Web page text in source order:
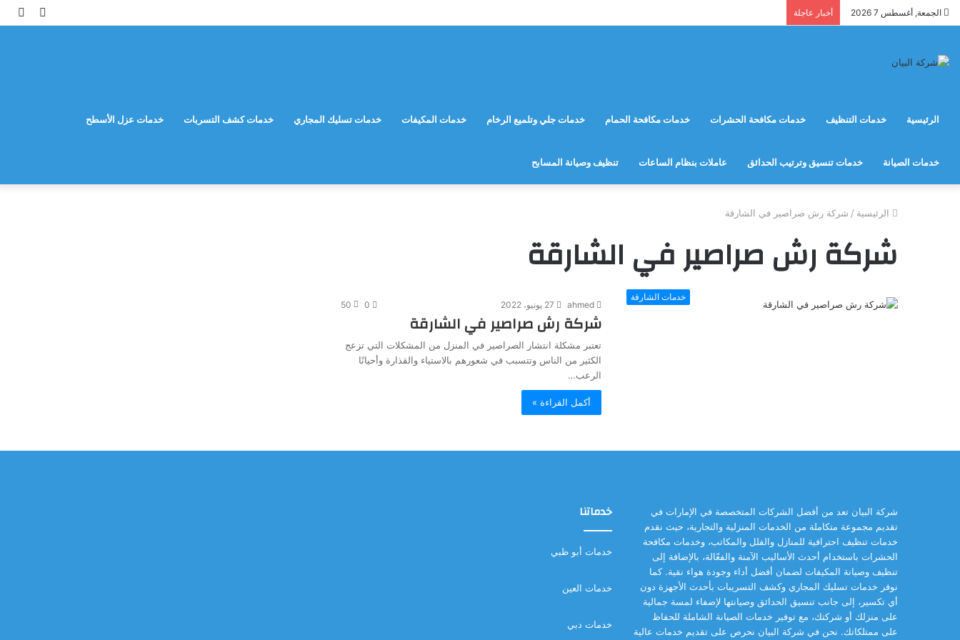
الجمعة, أغسطس 7 2026 أخبار عاجلة
مقال
الرئيسية خدمات التنظيف خدمات مكافحة الحشرات خدمات مكافحة الحمام خدمات جلي وتلميع الرخام خدمات المكيفات خدمات تسليك المجاري خدمات كشف التسربات خدمات عزل الأسطح
خدمات الصيانة خدمات تنسيق وترتيب الحدائق عاملات بنظام الساعات تنظيف وصيانة المسابح
الرئيسية / شركة رش صراصير في الشارقة
شركة رش صراصير في الشارقة
خدمات الشارقة
ahmed 27 يونيو، 2022 0
50
شركة رش صراصير في الشارقة
تعتبر مشكلة انتشار الصراصير في المنزل من المشكلات التي تزعج
الكثير من الناس وتتسبب في شعورهم بالاستياء والقذارة وأحيانًا
الرعب…
أكمل القراءة »
شركة البيان تعد من أفضل الشركات المتخصصة في الإمارات في
تقديم مجموعة متكاملة من الخدمات المنزلية والتجارية، حيث نقدم
خدمات تنظيف احترافية للمنازل والفلل والمكاتب، وخدمات مكافحة
الحشرات باستخدام أحدث الأساليب الآمنة والفعّالة، بالإضافة إلى
تنظيف وصيانة المكيفات لضمان أفضل أداء وجودة هواء نقية. كما
نوفر خدمات تسليك المجاري وكشف التسريبات بأحدث الأجهزة دون
أي تكسير، إلى جانب تنسيق الحدائق وصيانتها لإضفاء لمسة جمالية
على منزلك أو شركتك، مع توفير خدمات الصيانة الشاملة للحفاظ
على ممتلكاتك. نحن في شركة البيان نحرص على تقديم خدمات عالية
خدماتنا
خدمات أبو ظبي
خدمات العين
خدمات دبي